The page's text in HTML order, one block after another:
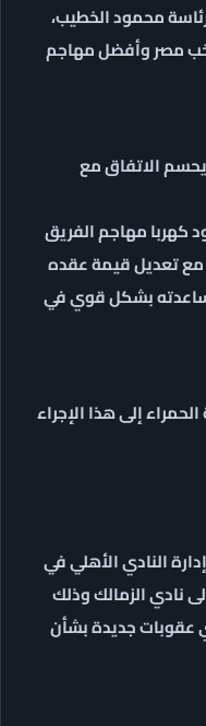
محمود الخطيب،
مصر وأفضل مهاجم
الاتفاق مع
كهربا مهاجم الفريق
جديدة، مع تعديل قيمة عقده
بشكل قوي في
الحمراء إلى هذا الإجراء
النادي الأهلي في
نادي الزمالك وذلك
أي عقوبات جديدة بشأن